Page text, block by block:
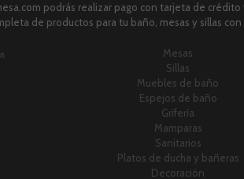
podrás realizar pago con tarjeta de
de productos para tu baño, mesas y sillas
Mesas
Sillas
Muebles de baño
Espejos de baño
Grifería
Mamparas
Sanitarios
Platos de ducha y bañeras
Decoración